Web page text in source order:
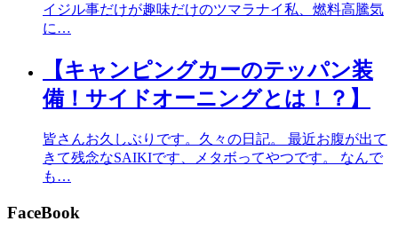
イジル事だけが趣味だけのツマラナイ私、燃料高騰気
に…
【キャンピングカーのテッパン装
備！サイドオーニングとは！？】
皆さんお久しぶりです。久々の日記。 最近お腹が出て
きて残念なSAIKIです、メタボってやつです。 なんで
も…
FaceBook